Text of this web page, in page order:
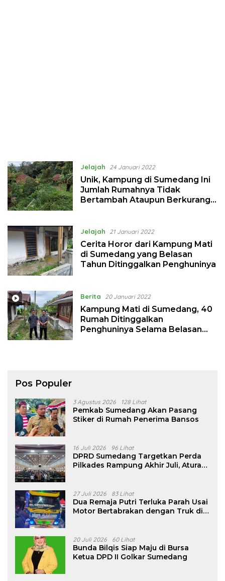
Jelajah 24 Januari 2022
Unik, Kampung di Sumedang Ini
Jumlah Rumahnya Tidak
Bertambah Ataupun Berkurang
Jelajah 21 Januari 2022
Cerita Horor dari Kampung Mati
di Sumedang yang Belasan
Tahun Ditinggalkan Penghuninya
Berita 20 Januari 2022
Kampung Mati di Sumedang, 40
Rumah Ditinggalkan
Penghuninya Selama Belasan
Pos Populer
3 Agustus 2026 128 Lihat
Pemkab Sumedang Akan Pasang
Stiker di Rumah Penerima Bansos
16 Juli 2026 96 Lihat
DPRD Sumedang Targetkan Perda
Pilkades Rampung Akhir Juli, Aturan
27 Juli 2026 83 Lihat
Dua Remaja Putri Terluka Parah Usai
Motor Bertabrakan dengan Truk di
20 Juli 2026 60 Lihat
Bunda Bilqis Siap Maju di Bursa
Ketua DPD II Golkar Sumedang